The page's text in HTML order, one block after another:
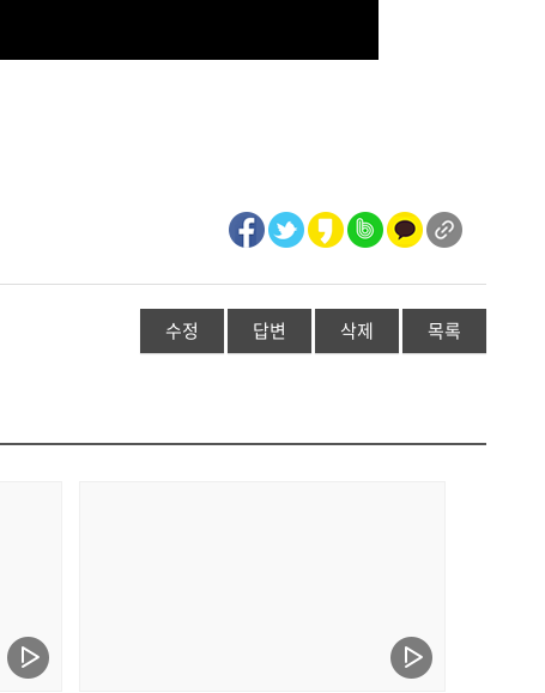
수정 답변 삭제 목록